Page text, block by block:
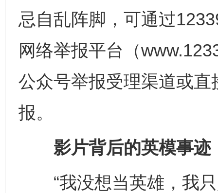
忌自乱阵脚，可通过
网络举报平台（
公众号举报受理渠道或
报。
影片背后的英模事迹
“我没想当英雄，我只